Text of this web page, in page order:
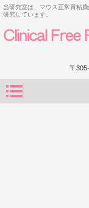
当研究室は、マウス正常胃粘
研究しています。
〒